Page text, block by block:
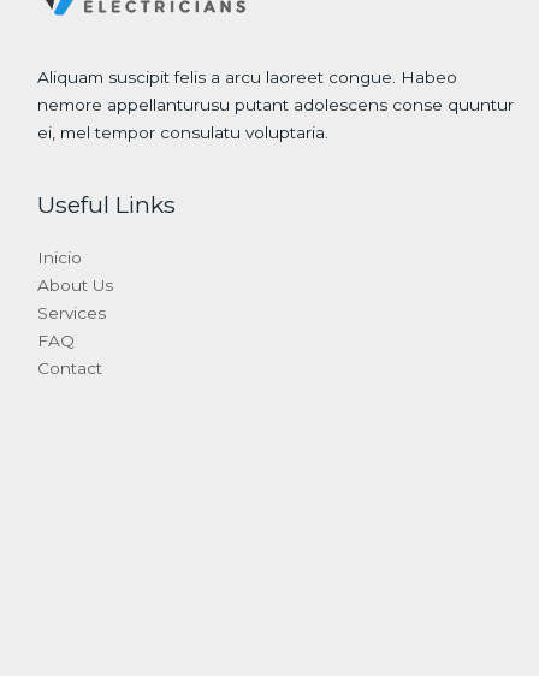
Aliquam suscipit felis a arcu laoreet congue. Habeo
nemore appellanturusu putant adolescens conse quuntur
ei, mel tempor consulatu voluptaria.
Useful Links
Inicio
About Us
Services
FAQ
Contact